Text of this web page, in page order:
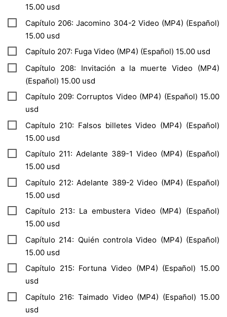
15.00 usd
Capítulo 206: Jacomino 304-2 Video (MP4) (Español)
15.00 usd
Capítulo 207: Fuga Video (MP4) (Español) 15.00 usd
Capítulo 208: Invitación a la muerte Video (MP4)
(Español) 15.00 usd
Capítulo 209: Corruptos Video (MP4) (Español) 15.00
usd
Capítulo 210: Falsos billetes Video (MP4) (Español)
15.00 usd
Capítulo 211: Adelante 389-1 Video (MP4) (Español)
15.00 usd
Capítulo 212: Adelante 389-2 Video (MP4) (Español)
15.00 usd
Capítulo 213: La embustera Video (MP4) (Español)
15.00 usd
Capítulo 214: Quién controla Video (MP4) (Español)
15.00 usd
Capítulo 215: Fortuna Video (MP4) (Español) 15.00
usd
Capítulo 216: Taimado Video (MP4) (Español) 15.00
usd